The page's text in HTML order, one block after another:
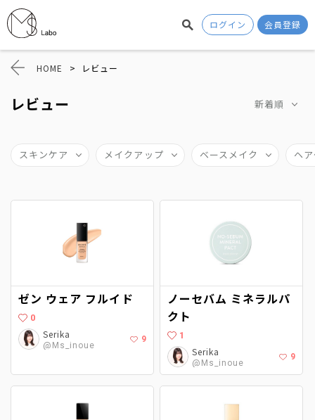
ログイン 会員登録
HOME > レビュー
レビュー 新着順
スキンケア メイクアップ ベースメイク ヘ
ゼン ウェア フルイド
0
Serika
@Ms_inoue
9
ノーセバム ミネラルパ
クト
1
Serika
@Ms_inoue
9